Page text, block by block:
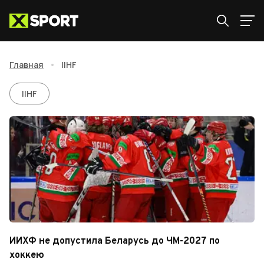
Главная • IIHF
IIHF
IIHF
ИИХФ не допустила Беларусь до ЧМ-2027 по
хоккею